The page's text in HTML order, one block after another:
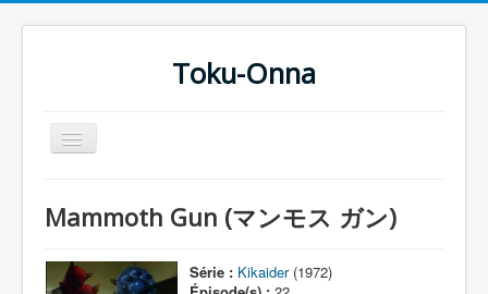
Toku-Onna
Basculer
la
Toku-Actrices
Toku-Critiques
Mammoth Gun (マンモス ガン)
Série : Kikaider(1972)